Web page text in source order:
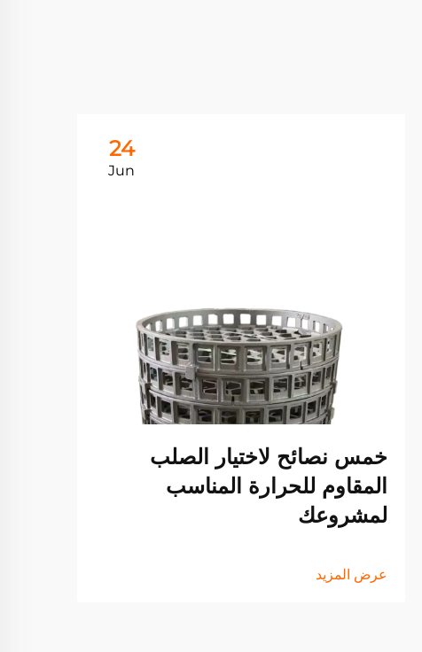
24
Jun
خمس نصائح لاختيار الصلب
المقاوم للحرارة المناسب
لمشروعك
عرض المزيد